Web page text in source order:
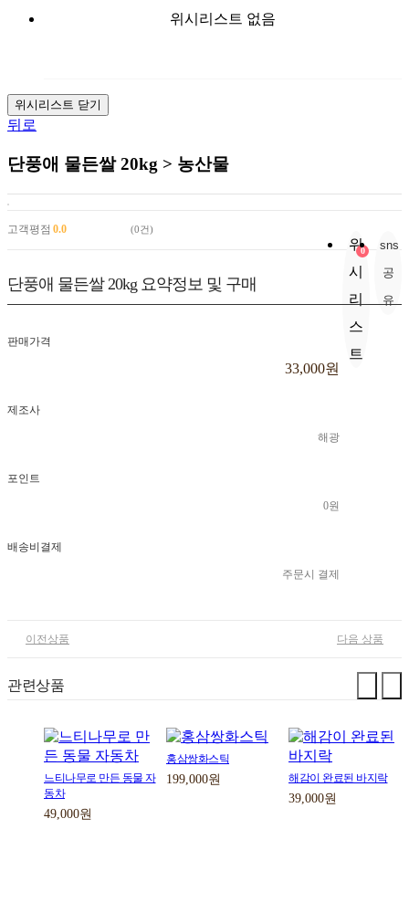
위시리스트 없음
위시리스트 닫기
뒤로
단풍애 물든쌀 20kg > 농산물
고객평점 0.0 (0건)
위
시
리
스
트
0
sns
공
유
단풍애 물든쌀 20kg 요약정보 및 구매
판매가격
33,000원
제조사
해광
포인트
0원
배송비결제
주문시 결제
이전상품 다음 상품
관련상품
느티나무로 만든 동물 자
동차
49,000원
홍삼쌍화스틱
199,000원 해감이 완료된 바지락
39,000원